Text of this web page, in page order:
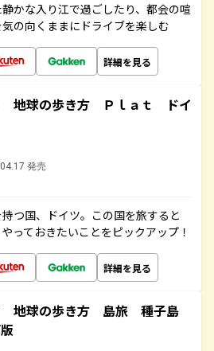
かな入り江で過ごしたり、都会の喧
の向くままにドライブを楽しむ
詳細を見る
地球の歩き方 Ｐｌａｔ ドイ
発売
つ国、ドイツ。この国を旅すると
っておきたいことをピックアップ！
詳細を見る
地球の歩き方 島旅 種子島